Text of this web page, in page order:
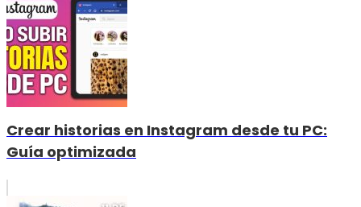
Crear historias en Instagram desde tu PC:
Guía optimizada